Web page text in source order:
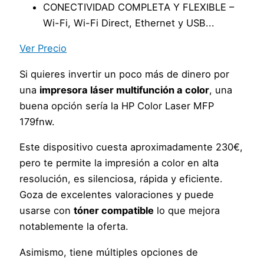
CONECTIVIDAD COMPLETA Y FLEXIBLE –
Wi-Fi, Wi-Fi Direct, Ethernet y USB...
Ver Precio
Si quieres invertir un poco más de dinero por
una impresora láser multifunción a color, una
buena opción sería la HP Color Laser MFP
179fnw.
Este dispositivo cuesta aproximadamente 230€,
pero te permite la impresión a color en alta
resolución, es silenciosa, rápida y eficiente.
Goza de excelentes valoraciones y puede
usarse contóner compatible lo que mejora
notablemente la oferta.
Asimismo, tiene múltiples opciones de